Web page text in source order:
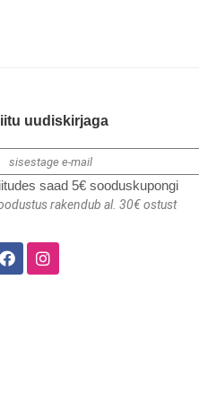
uudiskirjaga
saad 5€ sooduskupongi
rakendub al. 30€ ostust